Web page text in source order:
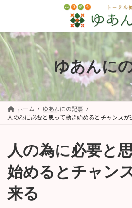
ン
ツ
キ
ッ
ー
シ
に
移
ゆあんに
ホーム
ゆあんにの記事
人の為に必要と思って動き始めるとチャンスが
人の為に必要と
始めるとチャン
来る